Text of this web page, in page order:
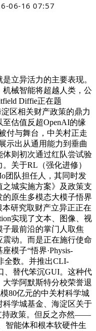
06-16 07:57
立异活力的主要表现。
械智能将超越人类，公
Diffie正在题
淀区相关财产政策的鼎力
估值反超OpenAI的缘
付与舞台，中关村正走
示出从通用能力到垂曲
则初次通过红队尝试验
关于RL（强化进修）
团队担任人，其同时发
之城实施方案》及政策支
原生多模态大模子悟界
本研究取财产立异正正在
实现了文本、图像、视
最前沿的掌门人取焦
动。而是正在施行使命
模子“悟界·Physis-
全数。并推出CLI-
、替代笨沉GUI。这种代
大学阿默斯特分校荣誉退
80亿元的中关村科学城
学城基金、海淀区关于
持政策。但反之亦然——
智能体和根本软硬件生